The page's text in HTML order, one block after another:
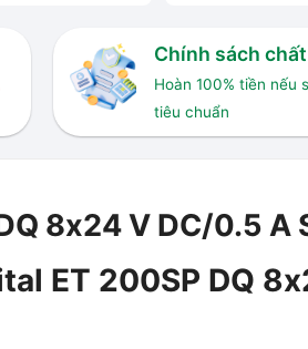
Chính sách
Hoàn 100% tiền nếu
tiêu chuẩn
8x24 V DC/0.5 A
ET 200SP DQ